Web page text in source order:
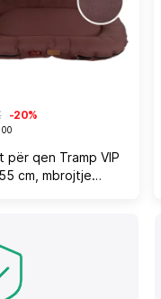
00
-20%
për qen Tramp VIP
cm, mbrojtje
errët